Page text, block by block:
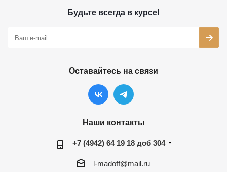
Будьте всегда в курсе!
Оставайтесь на связи
Наши контакты
+7 (4942) 64 19 18 доб 304
l-madoff@mail.ru